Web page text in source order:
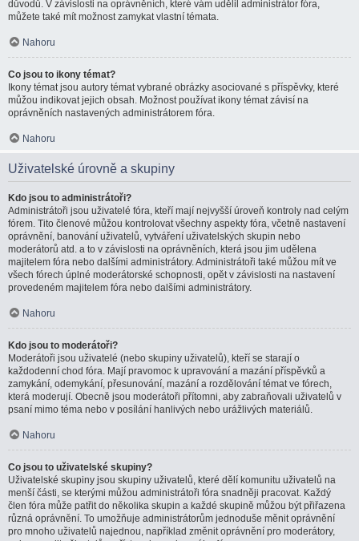
důvodů. V závislosti na oprávněních, které vám udělil administrátor fóra,
můžete také mít možnost zamykat vlastní témata.
Nahoru
Co jsou to ikony témat?
Ikony témat jsou autory témat vybrané obrázky asociované s příspěvky, které
můžou indikovat jejich obsah. Možnost používat ikony témat závisí na
oprávněních nastavených administrátorem fóra.
Nahoru
Uživatelské úrovně a skupiny
Kdo jsou to administrátoři?
Administrátoři jsou uživatelé fóra, kteří mají nejvyšší úroveň kontroly nad celým
fórem. Tito členové můžou kontrolovat všechny aspekty fóra, včetně nastavení
oprávnění, banování uživatelů, vytváření uživatelských skupin nebo
moderátorů atd. a to v závislosti na oprávněních, která jsou jim udělena
majitelem fóra nebo dalšími administrátory. Administrátoři také můžou mít ve
všech fórech úplné moderátorské schopnosti, opět v závislosti na nastavení
provedeném majitelem fóra nebo dalšími administrátory.
Nahoru
Kdo jsou to moderátoři?
Moderátoři jsou uživatelé (nebo skupiny uživatelů), kteří se starají o
každodenní chod fóra. Mají pravomoc k upravování a mazání příspěvků a
zamykání, odemykání, přesunování, mazání a rozdělování témat ve fórech,
která moderují. Obecně jsou moderátoři přítomni, aby zabraňovali uživatelů v
psaní mimo téma nebo v posílání hanlivých nebo urážlivých materiálů.
Nahoru
Co jsou to uživatelské skupiny?
Uživatelské skupiny jsou skupiny uživatelů, které dělí komunitu uživatelů na
menší části, se kterými můžou administrátoři fóra snadněji pracovat. Každý
člen fóra může patřit do několika skupin a každé skupině můžou být přiřazena
různá oprávnění. To umožňuje administrátorům jednoduše měnit oprávnění
pro mnoho uživatelů najednou, například změnit oprávnění pro moderátory,